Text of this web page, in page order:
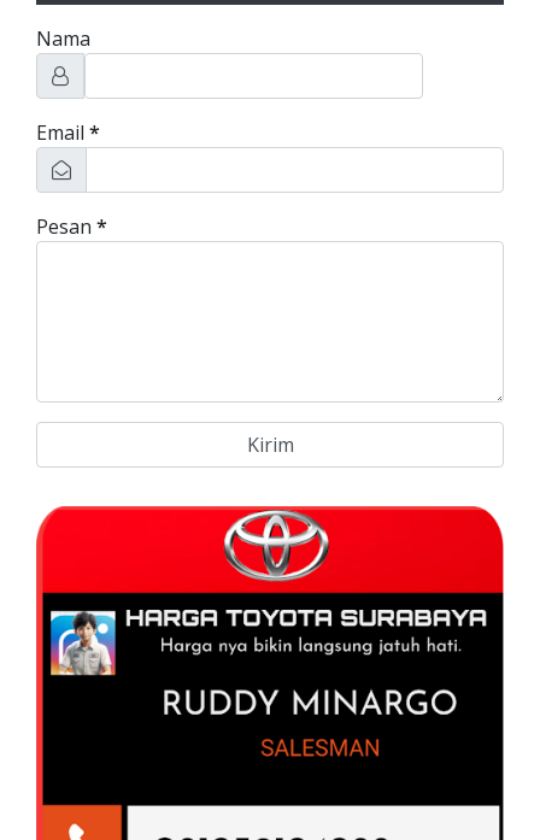
Nama
Email *
Pesan *